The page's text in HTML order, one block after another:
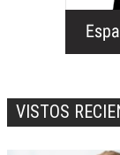
VISTOS